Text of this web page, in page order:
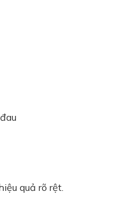
quả rõ rệt.